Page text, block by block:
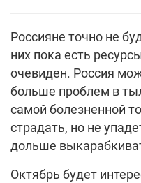
Россияне точно не
них пока есть
очевиден. Россия
больше проблем в
самой болезненной
страдать, но не
дольше
Октябрь будет